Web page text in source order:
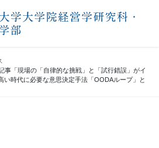
事「現場の「自律的な挑戦」と「試行錯誤」がイ
い時代に必要な意思決定手法「OODAループ」と